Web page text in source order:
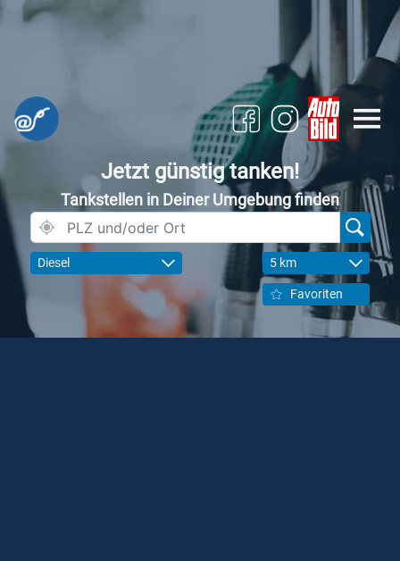
Jetzt günstig tanken!
Tankstellen in Deiner Umgebung finden
Diesel 5 km
Favoriten